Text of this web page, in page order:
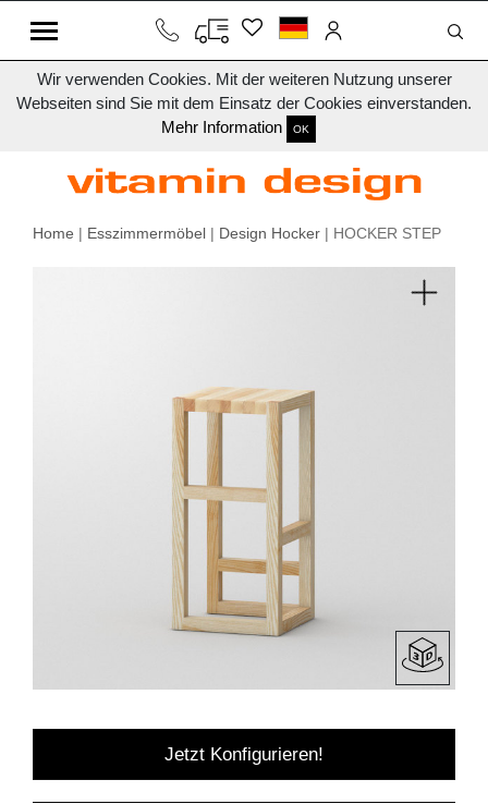
Wir verwenden Cookies. Mit der weiteren Nutzung unserer
Webseiten sind Sie mit dem Einsatz der Cookies einverstanden.
Mehr Information
OK
Home | Esszimmermöbel | Design Hocker | HOCKER STEP
Jetzt Konfigurieren!